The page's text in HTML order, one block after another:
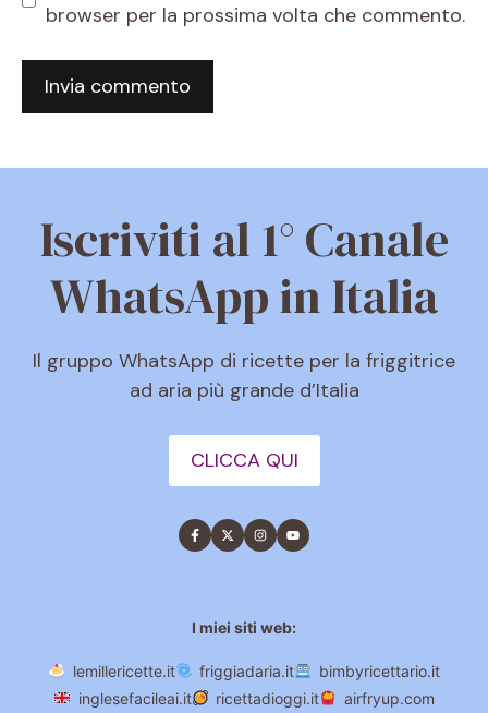
browser per la prossima volta che commento.
Iscriviti al 1° Canale
WhatsApp in Italia
Il gruppo WhatsApp di ricette per la friggitrice
ad aria più grande d’Italia
CLICCA QUI
I miei siti web:
lemillericette.it friggiadaria.it
bimbyricettario.it
inglesefacileai.it
ricettadioggi.it airfryup.com